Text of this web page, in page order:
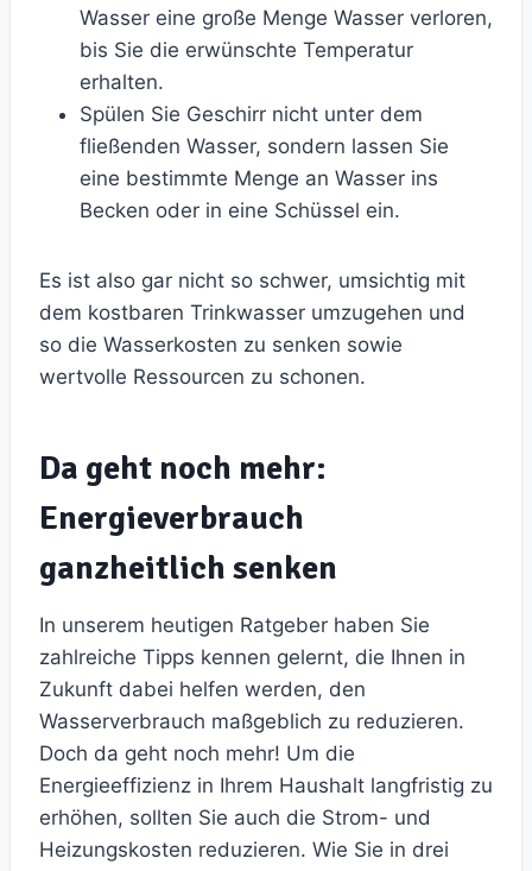
Wasser eine große Menge Wasser verloren,
bis Sie die erwünschte Temperatur
erhalten.
Spülen Sie Geschirr nicht unter dem
fließenden Wasser, sondern lassen Sie
eine bestimmte Menge an Wasser ins
Becken oder in eine Schüssel ein.
Es ist also gar nicht so schwer, umsichtig mit
dem kostbaren Trinkwasser umzugehen und
so die Wasserkosten zu senken sowie
wertvolle Ressourcen zu schonen.
Da geht noch mehr:
Energieverbrauch
ganzheitlich senken
In unserem heutigen Ratgeber haben Sie
zahlreiche Tipps kennen gelernt, die Ihnen in
Zukunft dabei helfen werden, den
Wasserverbrauch maßgeblich zu reduzieren.
Doch da geht noch mehr! Um die
Energieeffizienz in Ihrem Haushalt langfristig zu
erhöhen, sollten Sie auch die Strom- und
Heizungskosten reduzieren. Wie Sie in drei